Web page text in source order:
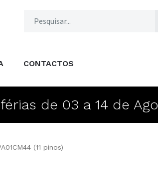
CONTACTOS
de 03 a 14 de
(11 pinos)